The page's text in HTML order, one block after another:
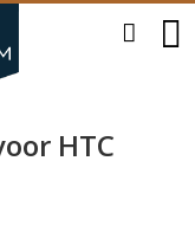
HTC